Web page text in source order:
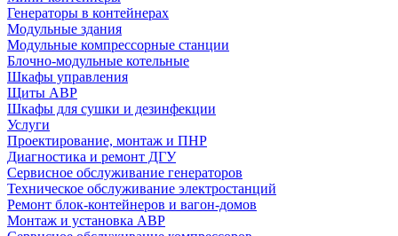
Генераторы в контейнерах
Модульные здания
Модульные компрессорные станции
Блочно-модульные котельные
Шкафы управления
Щиты АВР
Шкафы для сушки и дезинфекции
Услуги
Проектирование, монтаж и ПНР
Диагностика и ремонт ДГУ
Сервисное обслуживание генераторов
Техническое обслуживание электростанций
Ремонт блок-контейнеров и вагон-домов
Монтаж и установка АВР